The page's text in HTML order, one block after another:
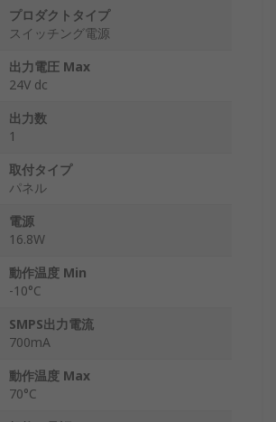
プロダクトタイプ
スイッチング電源
出力電圧 Max
24V dc
出力数
1
取付タイプ
パネル
電源
16.8W
動作温度 Min
-10°C
SMPS出力電流
700mA
動作温度 Max
70°C